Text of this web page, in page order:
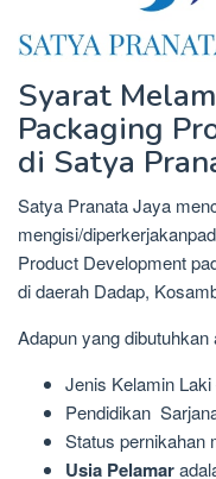
Syarat
Packaging
di Satya
Satya Pranata Jaya
mengisi/
Product Development
di daerah Dadap,
Adapun yang
Jenis Kelamin
Pendidikan
Status pernikahan
Usia Pelamar